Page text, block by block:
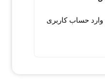
وارد حساب کاربری